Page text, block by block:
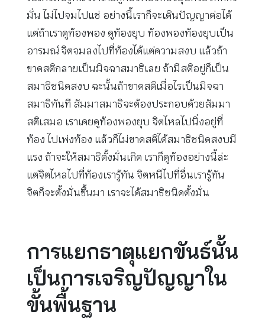
มั่น ไม่ไปจมไปแช่ อย่างนี้เราก็จะเดินปัญญาต่อได้
แต่ถ้าเราดูท้องพอง ดูท้องยุบ ท้องพองท้องยุบเป็น
อารมณ์ จิตจมลงไปที่ท้องได้แต่ความสงบ แล้วถ้า
ขาดสติกลายเป็นมิจฉาสมาธิเลย ถ้ามีสติอยู่ก็เป็น
สมาธิชนิดสงบ ฉะนั้นถ้าขาดสติเมื่อไรเป็นมิจฉา
สมาธิทันที สัมมาสมาธิจะต้องประกอบด้วยสัมมา
สติเสมอ เราเคยดูท้องพองยุบ จิตไหลไปนิ่งอยู่ที่
ท้อง ไปเพ่งท้อง แล้วก็ไม่ขาดสติได้สมาธิชนิดสงบมี
แรง ถ้าจะให้สมาธิตั้งมั่นเกิด เราก็ดูท้องอย่างนี้ล่ะ
แต่จิตไหลไปที่ท้องเรารู้ทัน จิตหนีไปที่อื่นเรารู้ทัน
จิตก็จะตั้งมั่นขึ้นมา เราจะได้สมาธิชนิดตั้งมั่น
การแยกธาตุแยกขันธ์นั้น
เป็นการเจริญปัญญาใน
ขั้นพื้นฐาน